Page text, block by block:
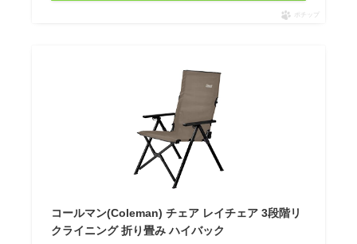
ポチップ
コールマン(Coleman) チェア レイチェア 3段階リ
クライニング 折り畳み ハイバック